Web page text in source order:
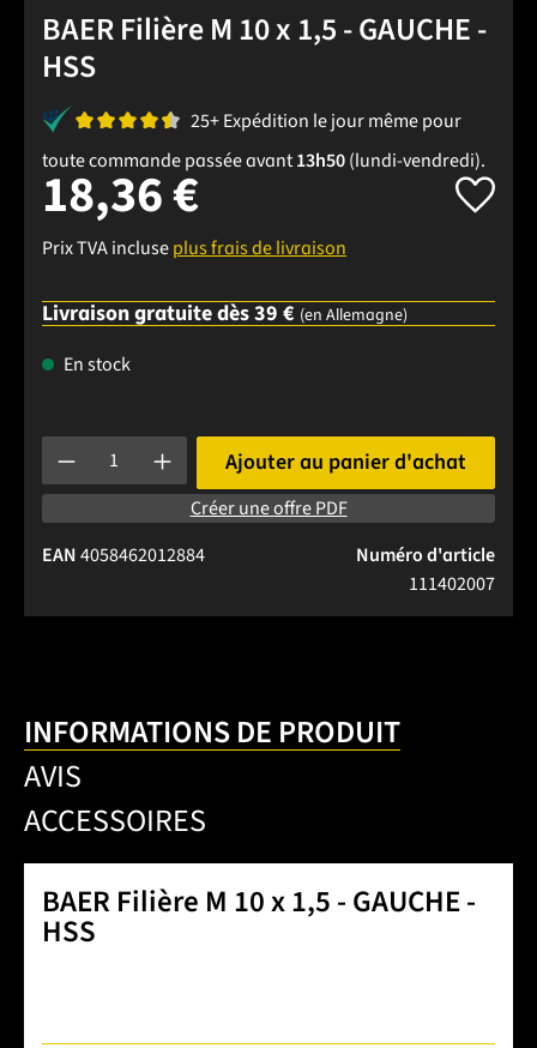
BAER Filière M 10 x 1,5 - GAUCHE -
HSS
25+ Expédition le jour même pour
toute commande passée avant13h50(lundi-vendredi).
18,36 €
Prix TVA incluseplus frais de livraison
Livraison gratuite dès 39 € (en Allemagne)
En stock
Quantité de produit : Entrez la quantité souhaitée ou
Ajouter au panier d'achat
Créer une offre PDF
Numéro d'article
111402007
EAN4058462012884
INFORMATIONS DE PRODUIT
AVIS
ACCESSOIRES
BAER Filière M 10 x 1,5 - GAUCHE -
HSS